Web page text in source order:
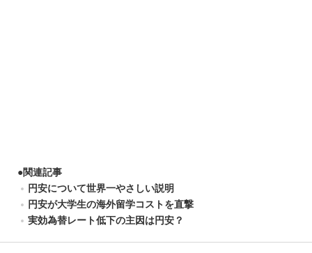
●関連記事
円安について世界一やさしい説明
円安が大学生の海外留学コストを直撃
実効為替レート低下の主因は円安？